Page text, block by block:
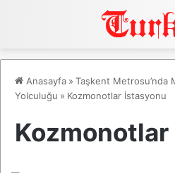
Anasayfa » Taşkent Metrosu’nda
Yolculuğu » Kozmonotlar İstasyonu